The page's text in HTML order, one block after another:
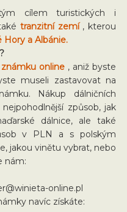
cílem turistických i
tranzitní zemí , kterou
Hory a Albánie.
online , aniž byste
museli zastavovat na
Nákup dálničních
způsob, jak
dálnice, ale také
v PLN a s polským
jakou vinětu vybrat, nebo
nám:
online.pl
navíc získáte: